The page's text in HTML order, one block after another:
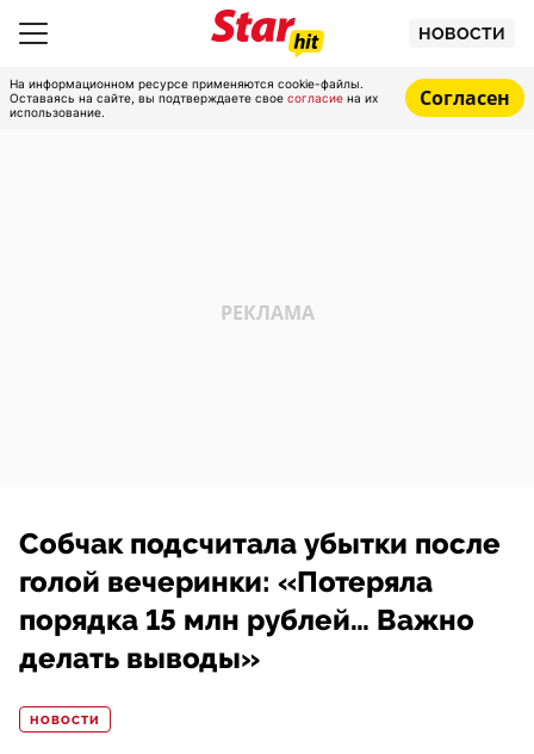
НОВОСТИ
На информационном ресурсе применяются cookie-файлы.
Оставаясь на сайте, вы подтверждаете свое согласие на их
использование.
Согласен
Собчак подсчитала убытки после
голой вечеринки: «Потеряла
порядка 15 млн рублей… Важно
делать выводы»
НОВОСТИ